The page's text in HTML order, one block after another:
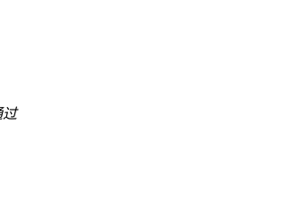
过